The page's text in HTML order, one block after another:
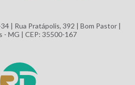
| Rua Pratápolis, 392 | Bom Pastor |
- MG | CEP: 35500-167